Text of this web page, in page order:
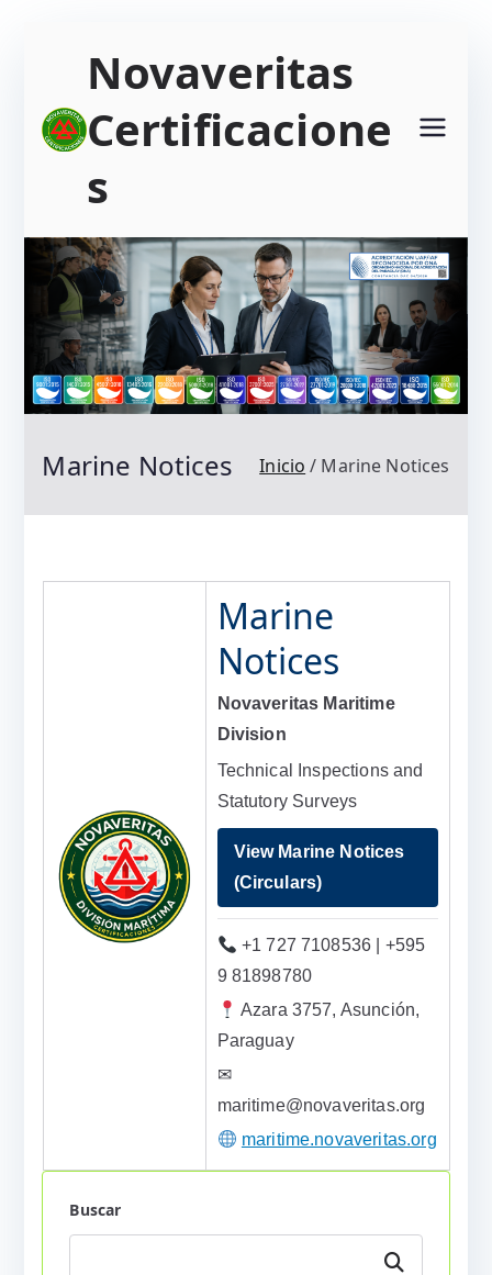
Novaveritas
Certificacione
s
Marine Notices Inicio Marine Notices
Marine
Notices
Novaveritas Maritime
Division
Technical Inspections and
Statutory Surveys
View Marine Notices
(Circulars)
+1 727 7108536 | +595
9 81898780
Azara 3757, Asunción,
Paraguay
✉
maritime@novaveritas.org
maritime.novaveritas.org
Buscar
Buscar